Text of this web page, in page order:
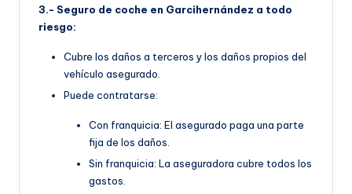
3.- Seguro de coche en Garcihernández a todo
riesgo:
Cubre los daños a terceros y los daños propios del
vehículo asegurado.
Puede contratarse:
Con franquicia: El asegurado paga una parte
fija de los daños.
Sin franquicia: La aseguradora cubre todos los
gastos.